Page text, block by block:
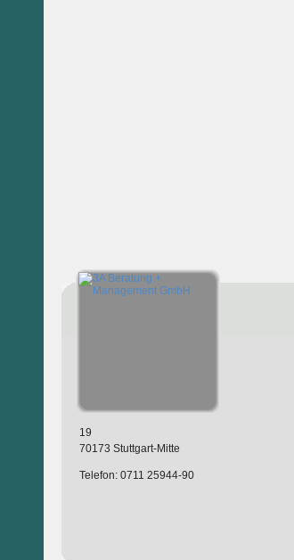
19
70173 Stuttgart-Mitte
Telefon: 0711 25944-90